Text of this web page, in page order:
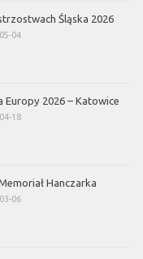
Śląska 2026
04
2026 – Katowice
18
Hanczarka
06